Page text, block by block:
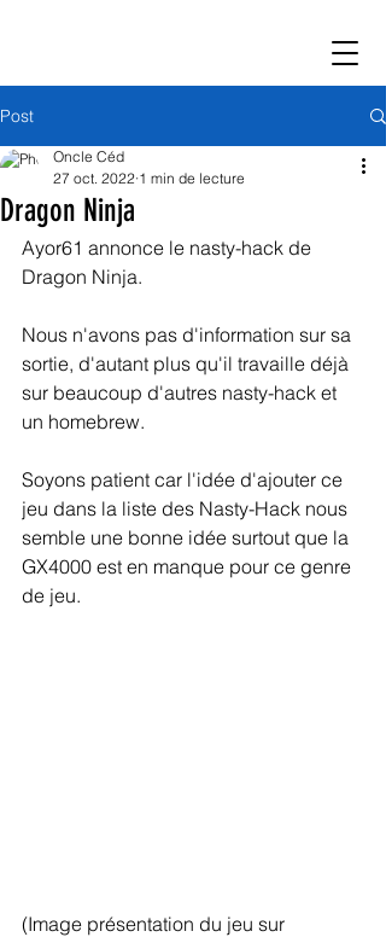
Post
Dragon Ninja
Oncle Céd
27 oct. 2022 1 min de lecture
Ayor61 annonce le nasty-hack de
Dragon Ninja.
Nous n'avons pas d'information sur sa
sortie, d'autant plus qu'il travaille déjà
sur beaucoup d'autres nasty-hack et
un homebrew.
Soyons patient car l'idée d'ajouter ce
jeu dans la liste des Nasty-Hack nous
semble une bonne idée surtout que la
GX4000 est en manque pour ce genre
de jeu.
(Image présentation du jeu sur